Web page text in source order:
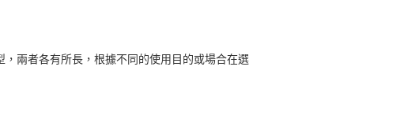
兩者各有所長，根據不同的使用目的或場合在選